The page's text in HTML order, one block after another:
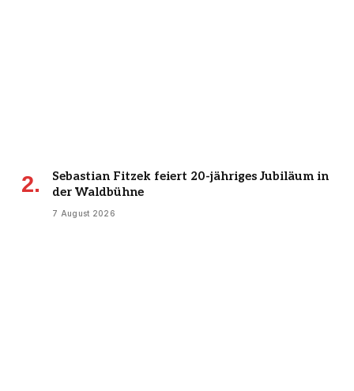
Sebastian Fitzek feiert 20-jähriges Jubiläum in
der Waldbühne
7 August 2026